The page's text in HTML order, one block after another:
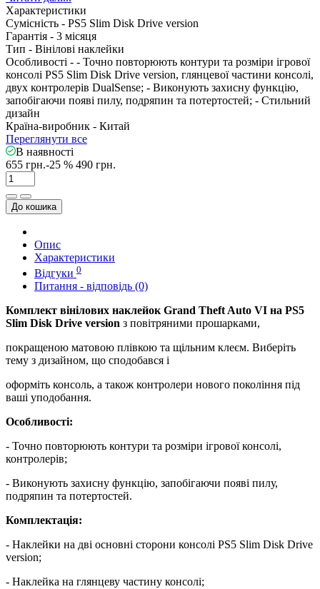
Характеристики
Сумісність - PS5 Slim Disk Drive version
Гарантія - 3 місяця
Тип - Вінілові наклейки
Особливості - - Точно повторюють контури та розміри ігрової
консолі PS5 Slim Disk Drive version, глянцевої частини консолі,
двух контролерів DualSense; - Виконують захисну функцію,
запобігаючи появі пилу, подряпин та потертостей; - Стильний
дизайн
Країна-виробник - Китай
Переглянути все
В наявності
655 грн.-25 % 490 грн.
До кошика
Опис
Характеристики
Відгуки 0
Питання - відповідь (0)
Комплект вінілових наклейок Grand Theft Auto VI на PS5
Slim Disk Drive version з повітряними прошарками,
покращеною матовою плівкою та щільним клеєм. Виберіть
тему з дизайном, що сподобався і
оформіть консоль, а також контролери нового покоління під
ваші уподобання.
Особливості:
- Точно повторюють контури та розміри ігрової консолі,
контролерів;
- Виконують захисну функцію, запобігаючи появі пилу,
подряпин та потертостей.
Комплектація:
- Наклейки на дві основні сторони консолі PS5 Slim Disk Drive
version;
- Наклейка на глянцеву частину консолі;